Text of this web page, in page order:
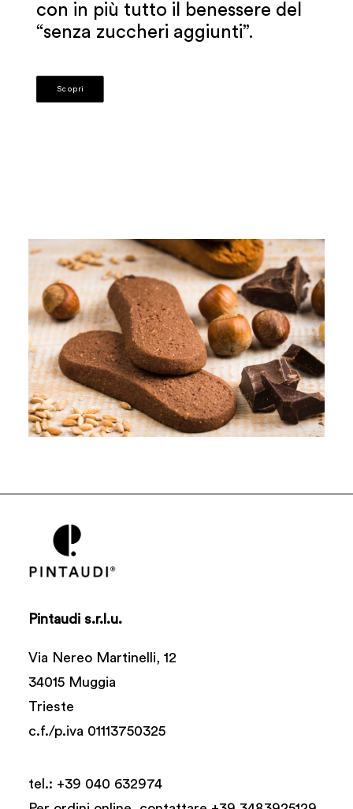
con in più tutto il benessere del
“senza zuccheri aggiunti”.
Scopri
Pintaudi s.r.l.u.
Via Nereo Martinelli, 12
34015 Muggia
Trieste
c.f./p.iva 01113750325
tel.: +39 040 632974